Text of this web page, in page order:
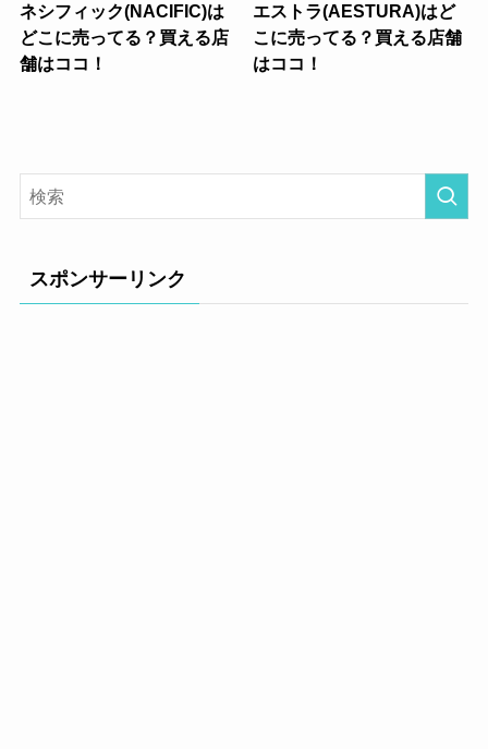
ネシフィック(NACIFIC)は
どこに売ってる？買える店
舗はココ！
エストラ(AESTURA)はど
こに売ってる？買える店舗
はココ！
スポンサーリンク